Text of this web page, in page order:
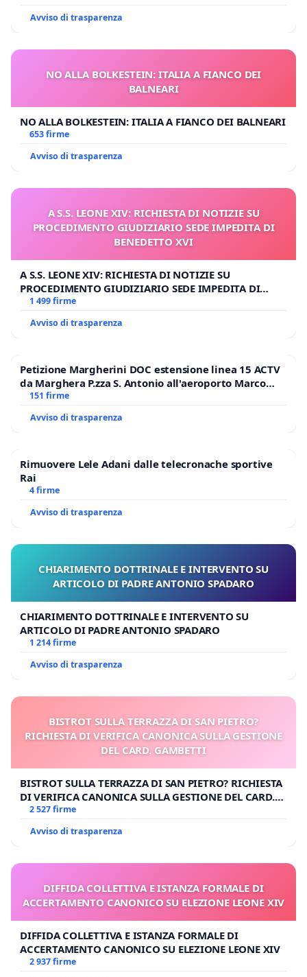
Avviso di trasparenza
NO ALLA BOLKESTEIN: ITALIA A FIANCO DEI
BALNEARI
NO ALLA BOLKESTEIN: ITALIA A FIANCO DEI BALNEARI
653 firme
Avviso di trasparenza
A S.S. LEONE XIV: RICHIESTA DI NOTIZIE SU
PROCEDIMENTO GIUDIZIARIO SEDE IMPEDITA DI
BENEDETTO XVI
A S.S. LEONE XIV: RICHIESTA DI NOTIZIE SU
PROCEDIMENTO GIUDIZIARIO SEDE IMPEDITA DI
BENEDETTO XVI
1 499 firme
Avviso di trasparenza
Petizione Margherini DOC estensione linea 15 ACTV
da Marghera P.zza S. Antonio all'aeroporto Marco
Polo tariffa a € 1,50
151 firme
Avviso di trasparenza
Rimuovere Lele Adani dalle telecronache sportive
Rai
4 firme
Avviso di trasparenza
CHIARIMENTO DOTTRINALE E INTERVENTO SU
ARTICOLO DI PADRE ANTONIO SPADARO
CHIARIMENTO DOTTRINALE E INTERVENTO SU
ARTICOLO DI PADRE ANTONIO SPADARO
1 214 firme
Avviso di trasparenza
BISTROT SULLA TERRAZZA DI SAN PIETRO?
RICHIESTA DI VERIFICA CANONICA SULLA GESTIONE
DEL CARD. GAMBETTI
BISTROT SULLA TERRAZZA DI SAN PIETRO? RICHIESTA
DI VERIFICA CANONICA SULLA GESTIONE DEL CARD.
GAMBETTI
2 527 firme
Avviso di trasparenza
DIFFIDA COLLETTIVA E ISTANZA FORMALE DI
ACCERTAMENTO CANONICO SU ELEZIONE LEONE XIV
DIFFIDA COLLETTIVA E ISTANZA FORMALE DI
ACCERTAMENTO CANONICO SU ELEZIONE LEONE XIV
2 937 firme